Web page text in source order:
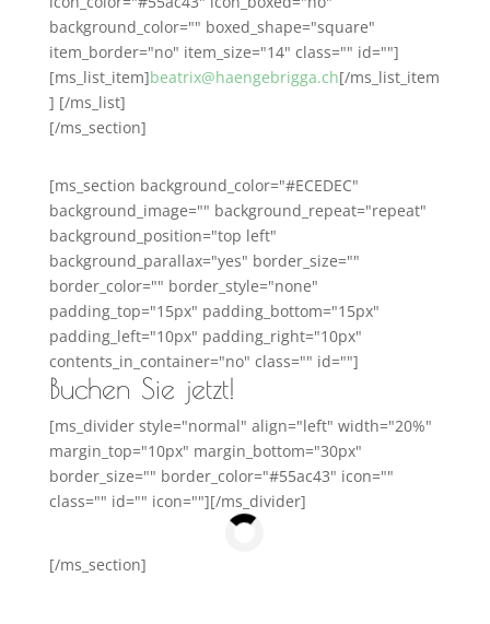
background_color="" boxed_shape="square"
item_border="no" item_size="14" class="" id=""]
[ms_list_item]beatrix@haengebrigga.ch[/ms_list_item
] [/ms_list]
[/ms_section]
[ms_section background_color="#ECEDEC"
background_image="" background_repeat="repeat"
background_position="top left"
background_parallax="yes" border_size=""
border_color="" border_style="none"
padding_top="15px" padding_bottom="15px"
padding_left="10px" padding_right="10px"
contents_in_container="no" class="" id=""]
Buchen Sie jetzt!
[ms_divider style="normal" align="left" width="20%"
margin_top="10px" margin_bottom="30px"
border_size="" border_color="#55ac43" icon=""
class="" id="" icon=""][/ms_divider]
[/ms_section]